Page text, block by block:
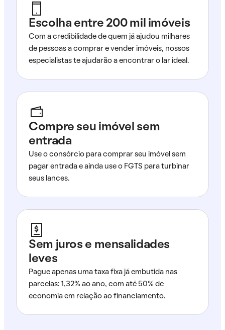
Escolha entre 200 mil imóveis
Com a credibilidade de quem já ajudou milhares
de pessoas a comprar e vender imóveis, nossos
especialistas te ajudarão a encontrar o lar ideal.
Compre seu imóvel sem
entrada
Use o consórcio para comprar seu imóvel sem
pagar entrada e ainda use o FGTS para turbinar
seus lances.
Sem juros e mensalidades
leves
Pague apenas uma taxa fixa já embutida nas
parcelas: 1,32% ao ano, com até 50% de
economia em relação ao financiamento.